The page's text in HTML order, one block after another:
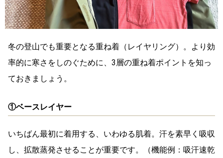
冬の登山でも重要となる重ね着（レイヤリング）。より効
率的に寒さをしのぐために、3層の重ね着ポイントを知っ
ておきましょう。
①ベースレイヤー
いちばん最初に着用する、いわゆる肌着。汗を素早く吸収
し、拡散蒸発させることが重要です。
（機能例： 吸汗速乾